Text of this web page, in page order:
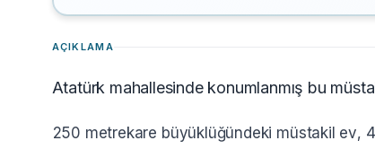
AÇIKLAMA
Atatürk mahallesinde konumlanmış bu
250 metrekare büyüklüğündeki müstakil ev,